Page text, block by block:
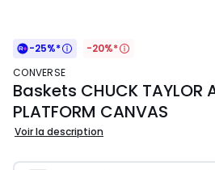
-25%*
-20%*
CONVERSE
Baskets CHUCK TAYLOR
PLATFORM CANVAS
Voir la description